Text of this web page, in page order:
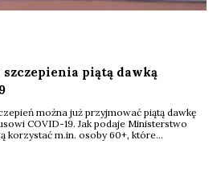
szczepienia piątą dawką
można już przyjmować piątą dawkę
COVID-19. Jak podaje Ministerstwo
korzystać m.in. osoby 60+, które